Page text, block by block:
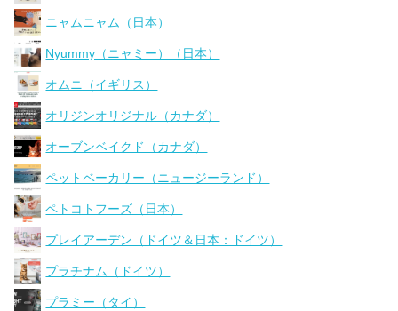
ニャムニャム（日本）
Nyummy（ニャミー）（日本）
オムニ（イギリス）
オリジンオリジナル（カナダ）
オーブンベイクド（カナダ）
ペットベーカリー（ニュージーランド）
ペトコトフーズ（日本）
プレイアーデン（ドイツ＆日本：ドイツ）
プラチナム（ドイツ）
プラミー（タイ）